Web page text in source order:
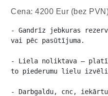
Cena: 4200 Eur (bez
- Gandrīz jebkuras
vai pēc pasūtījuma.
- Liela noliktava –
to piederumu lielu
- Darbgaldu, cnc,